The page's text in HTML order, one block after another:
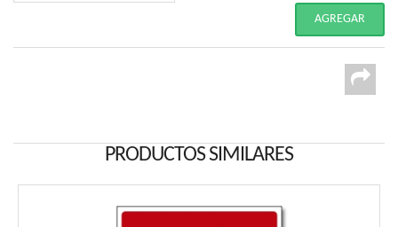
PRODUCTOS SIMILARES